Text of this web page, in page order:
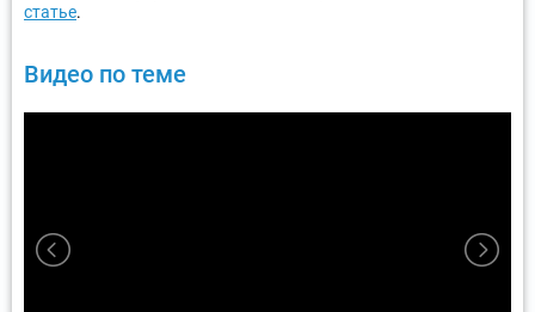
статье.
Видео по теме